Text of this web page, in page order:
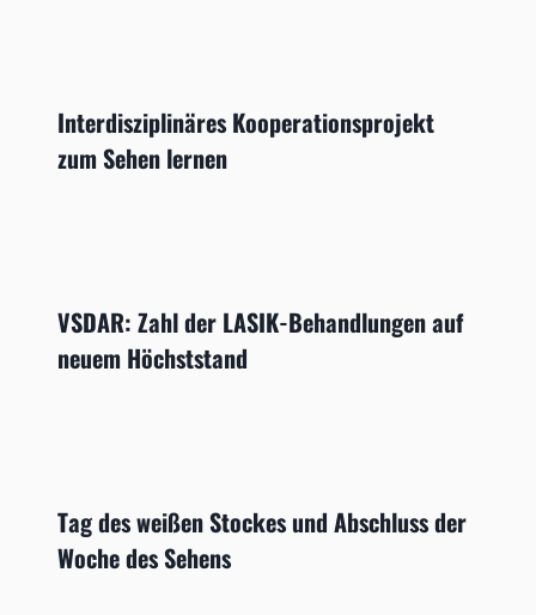
Interdisziplinäres Kooperationsprojekt
zum Sehen lernen
VSDAR: Zahl der LASIK-Behandlungen auf
neuem Höchststand
Tag des weißen Stockes und Abschluss der
Woche des Sehens